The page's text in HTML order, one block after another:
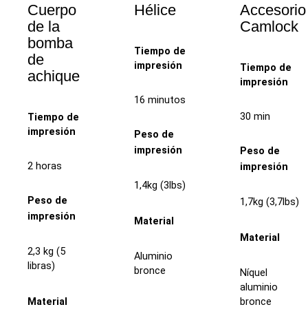
Cuerpo
de la
bomba
de
achique
Tiempo de
impresión
2 horas
Peso de
impresión
2,3 kg (5
libras)
Material
Hélice
Tiempo de
impresión
16 minutos
Peso de
impresión
1,4kg (3lbs)
Material
Aluminio
bronce
Accesorio
Camlock
Tiempo de
impresión
30 min
Peso de
impresión
1,7kg (3,7lbs)
Material
Níquel
aluminio
bronce